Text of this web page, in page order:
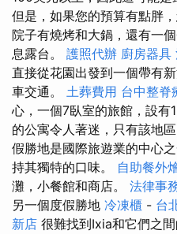
但是，如果您的預算有點胖
院子有燒烤和大鍋，還有一
息露台。 護照代辦 廚房器具
直接從花園出發到一個帶有
車交通。 土葬費用 台中整脊
心，一個7臥室的旅館，設有
的公寓令人著迷，只有該地
假勝地是國際旅遊業的中心
持其獨特的口味。 自助餐外
灘，小餐館和商店。 法律事
另一個度假勝地 冷凍櫃 - 台
新店 很難找到Ixia和它們之